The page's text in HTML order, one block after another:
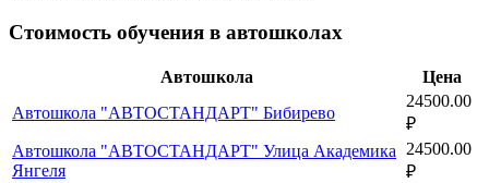
Стоимость обучения в автошколах
Автошкола
Цена
Автошкола "АВТОСТАНДАРТ" Бибирево
24500.00
₽
Автошкола "АВТОСТАНДАРТ" Улица Академика
Янгеля
24500.00
₽